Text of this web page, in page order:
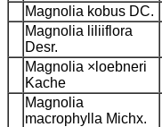
Magnolia kobus DC.
Magnolia liliiflora
Desr.
Magnolia ×loebneri
Kache
Magnolia
macrophylla Michx.